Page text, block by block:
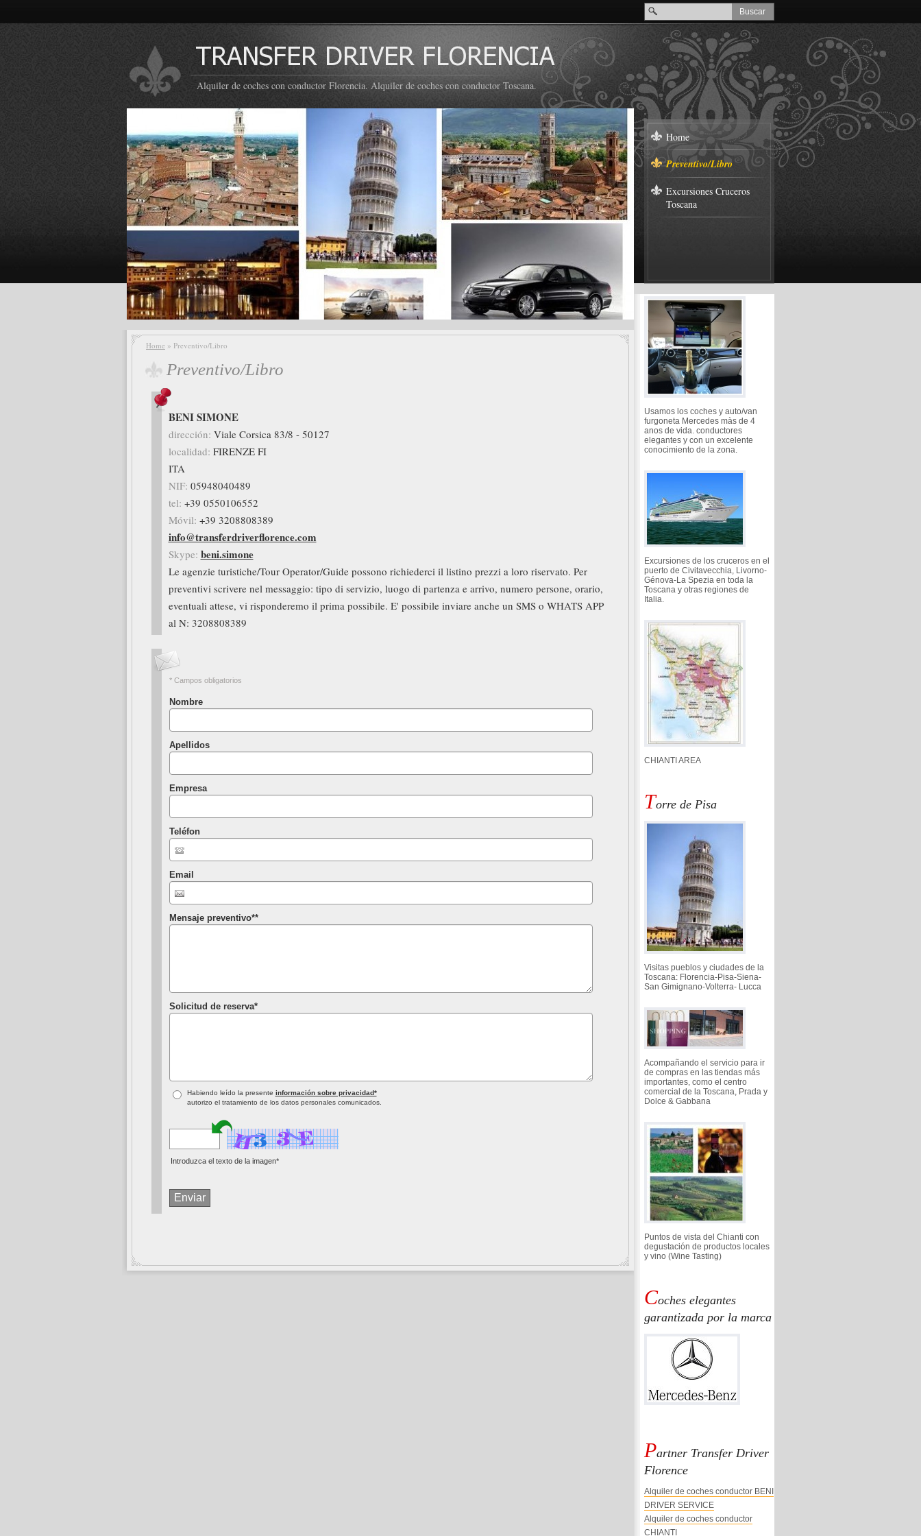
Alquiler de coches con conductor Florencia. Alquiler de coches con conductor Toscana.
Home » Preventivo/Libro
Preventivo/Libro
BENI SIMONE
dirección: Viale Corsica 83/8 - 50127
localidad: FIRENZE FI
ITA
NIF: 05948040489
tel: +39 0550106552
Móvil: +39 3208808389
info@transferdriverflorence.com
Skype: beni.simone
Le agenzie turistiche/Tour Operator/Guide possono richiederci il listino prezzi a loro riservato. Per
preventivi scrivere nel messaggio: tipo di servizio, luogo di partenza e arrivo, numero persone, orario,
eventuali attese, vi risponderemo il prima possibile. E' possibile inviare anche un SMS o WHATS APP
al N: 3208808389
* Campos obligatorios
Nombre
Apellidos
Empresa
Teléfon
Email
Mensaje preventivo**
Solicitud de reserva*
Habiendo leído la presente información sobre privacidad*
autorizo el tratamiento de los datos personales comunicados.
Introduzca el texto de la imagen*
Home
Preventivo/Libro
Excursiones Cruceros
Toscana
Usamos los coches y auto/van
furgoneta Mercedes màs de 4
anos de vida. conductores
elegantes y con un excelente
conocimiento de la zona.
Excursiones de los cruceros en el
puerto de Civitavecchia, Livorno-
Génova-La Spezia en toda la
Toscana y otras regiones de
Italia.
CHIANTI AREA
Torre de Pisa
Visitas pueblos y ciudades de la
Toscana: Florencia-Pisa-Siena-
San Gimignano-Volterra- Lucca
Acompañando el servicio para ir
de compras en las tiendas más
importantes, como el centro
comercial de la Toscana, Prada y
Dolce & Gabbana
Puntos de vista del Chianti con
degustación de productos locales
y vino (Wine Tasting)
Coches elegantes
garantizada por la marca
Partner Transfer Driver
Florence
Alquiler de coches conductor BENI
DRIVER SERVICE
Alquiler de coches conductor
CHIANTI